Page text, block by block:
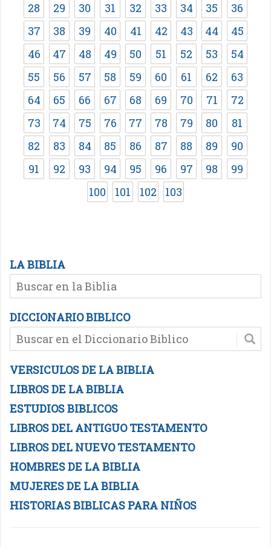
28
29 30 31 32 33 34 35
36
37
38 39 40 41 42 43 44
45
46
47 48 49 50 51 52 53
54
55
56 57 58 59 60 61 62
63
64
65 66 67 68 69 70 71
72
73
74 75 76 77 78 79 80
81
82
83 84 85 86 87 88 89
90
91
92 93 94 95 96 97 98
99
100
101 102 103
LA BIBLIA
DICCIONARIO BIBLICO
VERSICULOS DE LA BIBLIA
LIBROS DE LA BIBLIA
ESTUDIOS BIBLICOS
LIBROS DEL ANTIGUO TESTAMENTO
LIBROS DEL NUEVO TESTAMENTO
HOMBRES DE LA BIBLIA
MUJERES DE LA BIBLIA
HISTORIAS BIBLICAS PARA NIÑOS